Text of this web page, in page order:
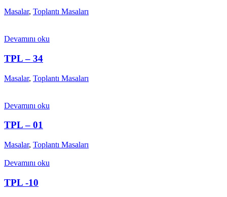
Masalar, Toplantı Masaları
Devamını oku
TPL – 34
Masalar, Toplantı Masaları
Devamını oku
TPL – 01
Masalar, Toplantı Masaları
Devamını oku
TPL -10